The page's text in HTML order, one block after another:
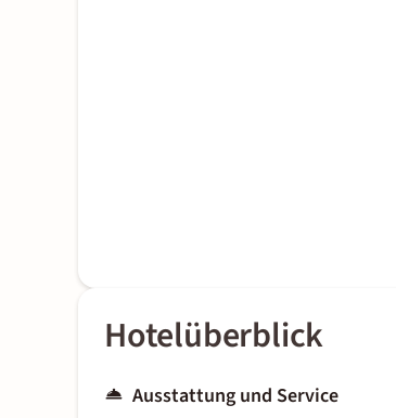
Hotelüberblick
Ausstattung und Service